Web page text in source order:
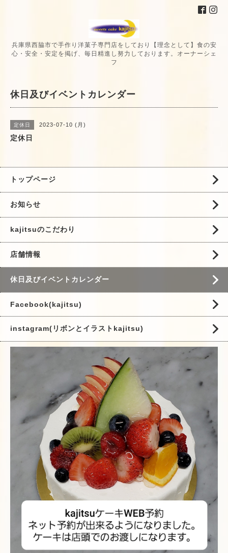
兵庫県西脇市で手作り洋菓子専門店をしており【理念として】食の安
心・安全・安定を掲げ、毎日精進し努力しております。オーナーシェ
フ
休日及びイベントカレンダー
定休日 2023-07-10 (月)
定休日
トップページ
お知らせ
kajitsuのこだわり
店舗情報
休日及びイベントカレンダー
Facebook(kajitsu)
instagram(リボンとイラストkajitsu)